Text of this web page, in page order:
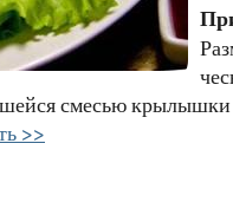
смесью
>>